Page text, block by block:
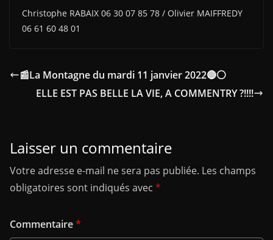
Christophe RABAIX 06 30 07 85 78 / Olivier MAIFFREDY
06 61 60 48 01
📰La Montagne du mardi 11 janvier 2022🔴⚪
ELLE EST PAS BELLE LA VIE, A COMMENTRY ?!!!!
Laisser un commentaire
Votre adresse e-mail ne sera pas publiée. Les champs
obligatoires sont indiqués avec *
Commentaire*